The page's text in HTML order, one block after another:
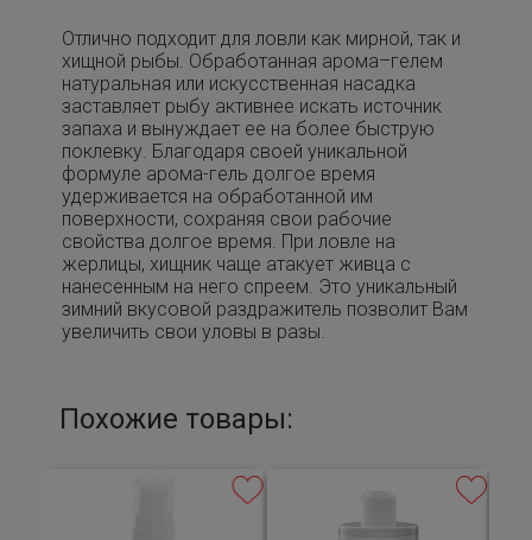
Отлично подходит для ловли как мирной, так и
хищной рыбы. Обработанная арома–гелем
натуральная или искусственная насадка
заставляет рыбу активнее искать источник
запаха и вынуждает ее на более быструю
поклевку. Благодаря своей уникальной
формуле арома-гель долгое время
удерживается на обработанной им
поверхности, сохраняя свои рабочие
свойства долгое время. При ловле на
жерлицы, хищник чаще атакует живца с
нанесенным на него спреем. Это уникальный
зимний вкусовой раздражитель позволит Вам
увеличить свои уловы в разы.
Похожие товары: